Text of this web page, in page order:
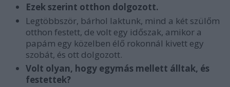
Ezek szerint otthon dolgozott.
Legtöbbször, bárhol laktunk, mind a két szülőm
otthon festett, de volt egy időszak, amikor a
papám egy közelben élő rokonnál kivett egy
szobát, és ott dolgozott.
Volt olyan, hogy egymás mellett álltak, és
festettek?